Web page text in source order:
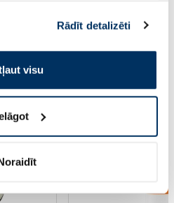
šo papildu sīkdatņu
savu izvēli:
Rādīt detalizēti
visu
vasarā ☀️